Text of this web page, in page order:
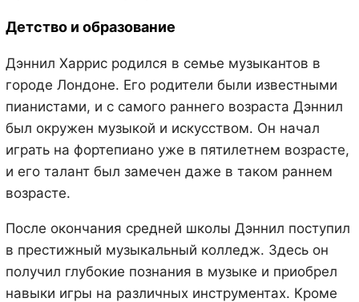
Детство и образование
Дэннил Харрис родился в семье музыкантов в
городе Лондоне. Его родители были известными
пианистами, и с самого раннего возраста Дэннил
был окружен музыкой и искусством. Он начал
играть на фортепиано уже в пятилетнем возрасте,
и его талант был замечен даже в таком раннем
возрасте.
После окончания средней школы Дэннил поступил
в престижный музыкальный колледж. Здесь он
получил глубокие познания в музыке и приобрел
навыки игры на различных инструментах. Кроме